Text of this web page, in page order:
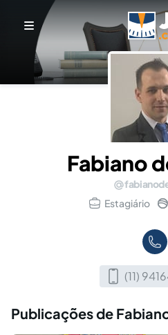
Fabiano
Estagiário
(11)
Publicações de